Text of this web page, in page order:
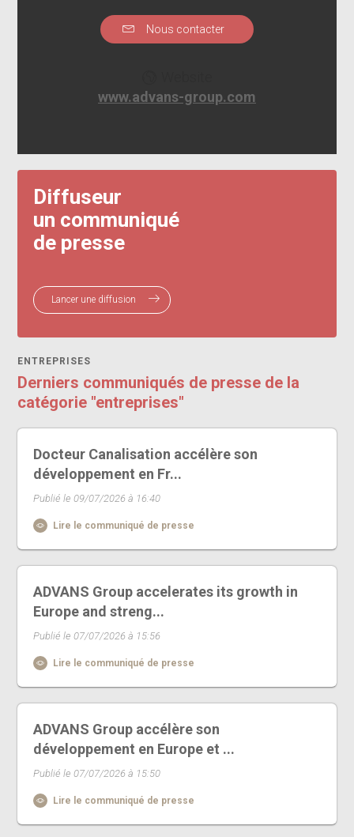
Nous contacter
www.advans-group.com
Diffuseur
un communiqué
de presse
Lancer une diffusion
ENTREPRISES
Derniers communiqués de presse de la
catégorie "entreprises"
Docteur Canalisation accélère son
développement en Fr...
Publié le 09/07/2026 à 16:40
Lire le communiqué de presse
ADVANS Group accelerates its growth in
Europe and streng...
Publié le 07/07/2026 à 15:56
Lire le communiqué de presse
ADVANS Group accélère son
développement en Europe et ...
Publié le 07/07/2026 à 15:50
Lire le communiqué de presse